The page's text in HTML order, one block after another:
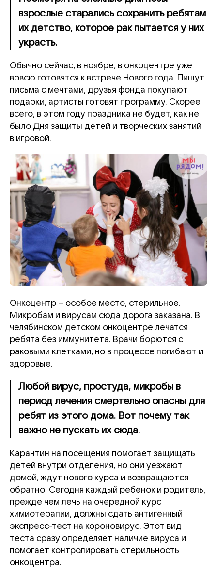
взрослые старались сохранить ребятам
их детство, которое рак пытается у них
украсть.
Обычно сейчас, в ноябре, в онкоцентре уже
вовсю готовятся к встрече Нового года. Пишут
письма с мечтами, друзья фонда покупают
подарки, артисты готовят программу. Скорее
всего, в этом году праздника не будет, как не
было Дня защиты детей и творческих занятий
в игровой.
Онкоцентр – особое место, стерильное.
Микробам и вирусам сюда дорога заказана. В
челябинском детском онкоцентре лечатся
ребята без иммунитета. Врачи борются с
раковыми клетками, но в процессе погибают и
здоровые.
Любой вирус, простуда, микробы в
период лечения смертельно опасны для
ребят из этого дома. Вот почему так
важно не пускать их сюда.
Карантин на посещения помогает защищать
детей внутри отделения, но они уезжают
домой, ждут нового курса и возвращаются
обратно. Сегодня каждый ребенок и родитель,
прежде чем лечь на очередной курс
химиотерапии, должны сдать антигенный
экспресс-тест на короновирус. Этот вид
теста сразу определяет наличие вируса и
помогает контролировать стерильность
онкоцентра.